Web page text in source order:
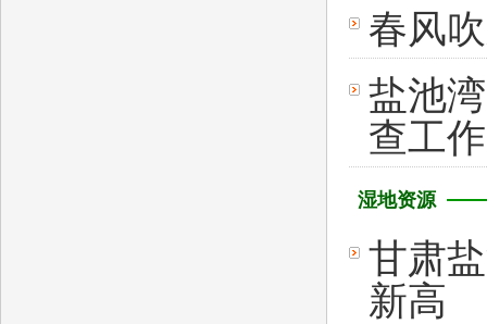
春风
盐池
查工作
湿地资源
甘肃
新高